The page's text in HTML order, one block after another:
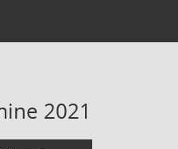
2021